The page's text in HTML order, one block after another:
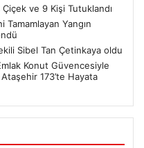
ve 9 Kişi Tutuklandı
Tamamlayan Yangın
Sibel Tan Çetinkaya oldu
Konut Güvencesiyle
173’te Hayata